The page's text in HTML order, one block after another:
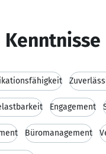
Engagement
Büromanagement